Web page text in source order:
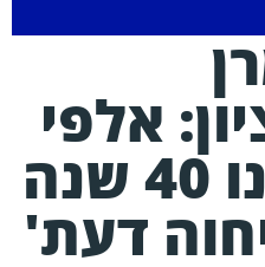
אלפי
בוגרים ציינו 40 שנה
דעת'